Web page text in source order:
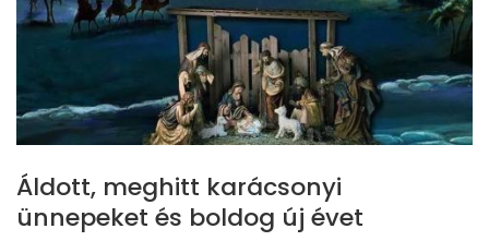
Áldott, meghitt karácsonyi
ünnepeket és boldog új évet